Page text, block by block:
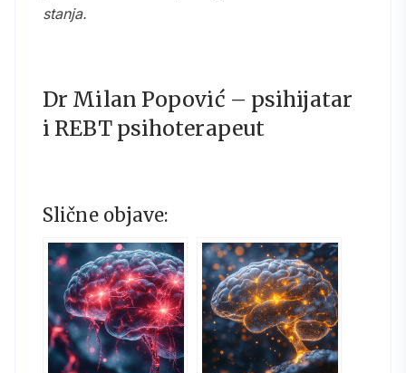
stanja.
Dr Milan Popović – psihijatar
i REBT psihoterapeut
Slične objave: